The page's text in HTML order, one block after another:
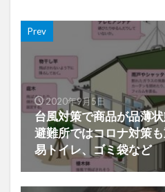
Prev
2020年9月5日
台風対策で商品が品薄
避難所ではコロナ対策
易トイレ、ゴミ袋など